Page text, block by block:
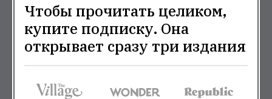
Чтобы прочитать целиком,
купите подписку. Она
открывает сразу три издания